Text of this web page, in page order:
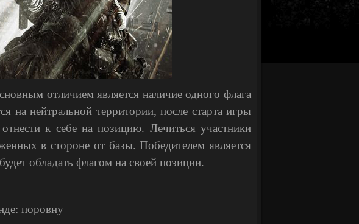
отличием является наличие одного флага
на нейтральной территории, после старта игры
к себе на позицию. Лечиться участники
в стороне от базы. Победителем является
обладать флагом на своей позиции.
поровну